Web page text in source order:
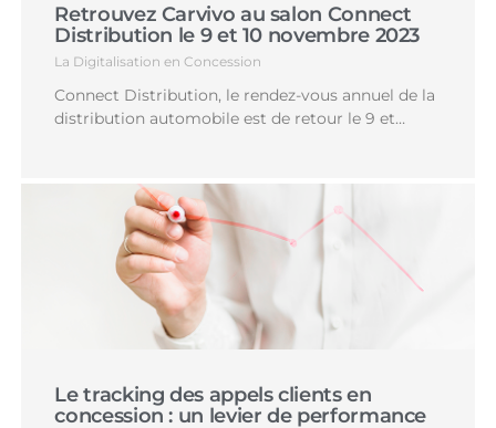
Retrouvez Carvivo au salon Connect
Distribution le 9 et 10 novembre 2023
La Digitalisation en Concession
Connect Distribution, le rendez-vous annuel de la
distribution automobile est de retour le 9 et…
Le tracking des appels clients en
concession : un levier de performance